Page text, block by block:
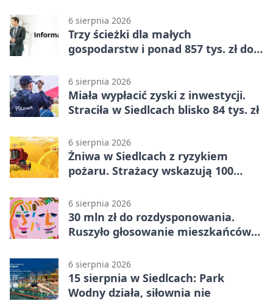
6 sierpnia 2026
Trzy ścieżki dla małych
gospodarstw i ponad 857 tys. zł do
6 sierpnia 2026
Miała wypłacić zyski z inwestycji.
Straciła w Siedlcach blisko 84 tys. zł
6 sierpnia 2026
Żniwa w Siedlcach z ryzykiem
pożaru. Strażacy wskazują 100
6 sierpnia 2026
30 mln zł do rozdysponowania.
Ruszyło głosowanie mieszkańców
6 sierpnia 2026
15 sierpnia w Siedlcach: Park
Wodny działa, siłownia nie